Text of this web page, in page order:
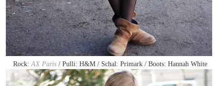
Rock: AX Paris/ Pulli: H&M / Schal: Primark / Boots: Hannah White